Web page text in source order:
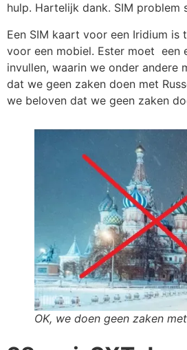
hulp. Hartelijk dank. SIM problem
Een SIM kaart voor een Iridium is
voor een mobiel. Ester moet een
invullen, waarin we onder andere
dat we geen zaken doen met
we beloven dat we geen zaken
OK, we doen geen zaken